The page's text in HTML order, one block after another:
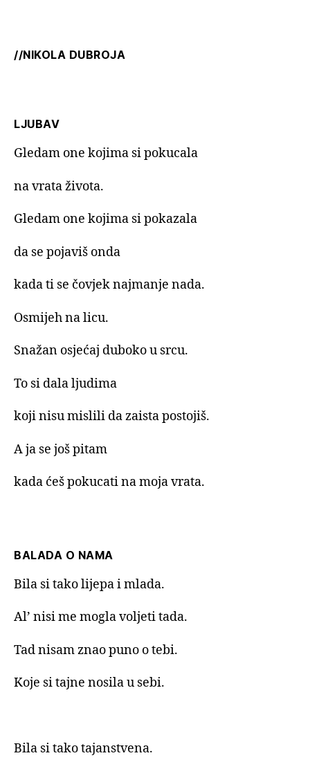
//NIKOLA DUBROJA
LJUBAV
Gledam one kojima si pokucala
na vrata života.
Gledam one kojima si pokazala
da se pojaviš onda
kada ti se čovjek najmanje nada.
Osmijeh na licu.
Snažan osjećaj duboko u srcu.
To si dala ljudima
koji nisu mislili da zaista postojiš.
A ja se još pitam
kada ćeš pokucati na moja vrata.
BALADA O NAMA
Bila si tako lijepa i mlada.
Al’ nisi me mogla voljeti tada.
Tad nisam znao puno o tebi.
Koje si tajne nosila u sebi.
Bila si tako tajanstvena.